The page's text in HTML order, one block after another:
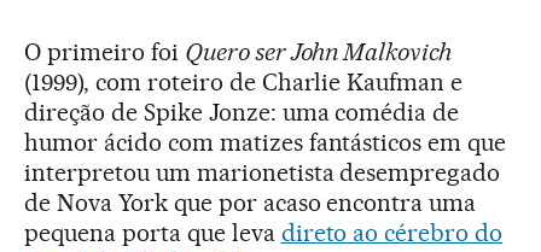
O primeiro foi Quero ser John Malkovich
(1999), com roteiro de Charlie Kaufman e
direção de Spike Jonze: uma comédia de
humor ácido com matizes fantásticos em que
interpretou um marionetista desempregado
de Nova York que por acaso encontra uma
pequena porta que leva direto ao cérebro do